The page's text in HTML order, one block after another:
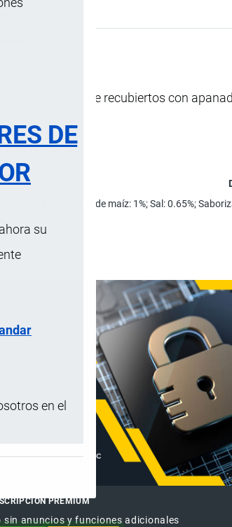
DE
su
en el
de color beige recubiertos con
Agua: 4%; Almidón de maíz: 1%; Sal: 0.65%;
PREMIUM
anuncios y funciones adicionales